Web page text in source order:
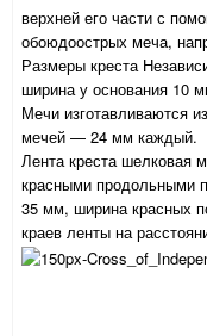
верхней его части с
обоюдоострых меча,
Размеры креста
ширина у основания 10
Мечи изготавливаются
мечей — 24 мм каждый.
Лента креста шелковая
красными продольными
35 мм, ширина красных
краев ленты на